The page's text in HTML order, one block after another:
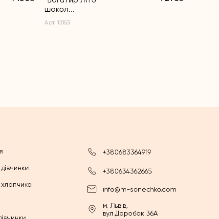
шокол...
Арт. 13153
+380683364919
+380634362665
info@m-sonechko.com
м. Львів,
вул.Доробок 36А